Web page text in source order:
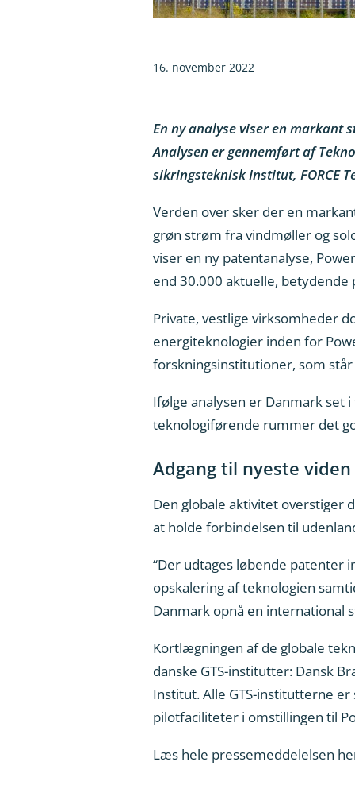
16. november 2022
En ny analyse viser en markant
Analysen er gennemført af
sikringsteknisk Institut, FORCE
Verden over sker der en
grøn strøm fra vindmøller og
viser en ny patentanalyse,
end 30.000 aktuelle,
Private, vestlige virksomheder
energiteknologier inden for
forskningsinstitutioner, som
Ifølge analysen er Danmark set
teknologiførende rummer det
Adgang til nyeste
Den globale aktivitet overstiger
at holde forbindelsen til
“Der udtages løbende patenter
opskalering af teknologien
Danmark opnå en international
Kortlægningen af de globale
danske GTS-institutter: Dansk
Institut. Alle GTS-institutterne
pilotfaciliteter i omstillingen til
Læs hele pressemeddelelsen